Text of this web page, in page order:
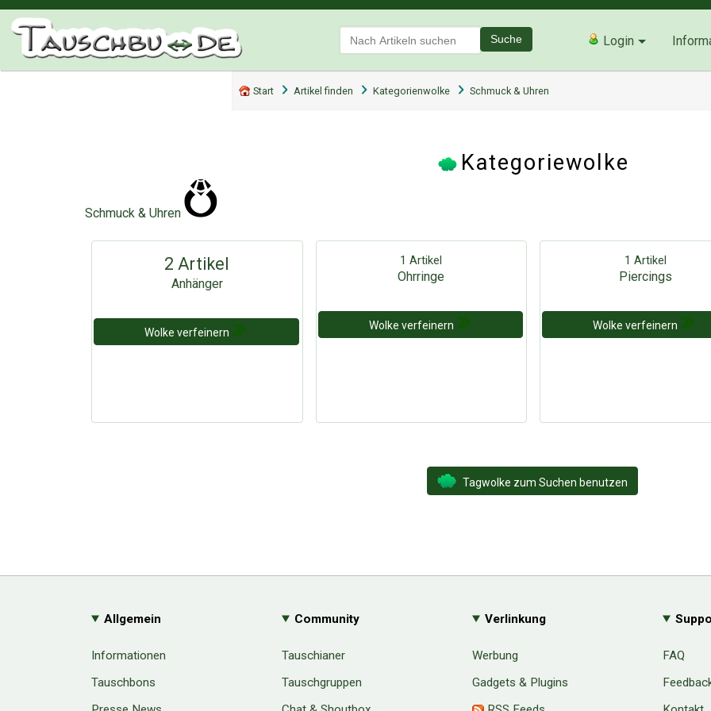
Suche Login
Start Artikel finden Kategorienwolke Schmuck & Uhren
Kategoriewolke
Schmuck & Uhren
2 Artikel
Anhänger
Wolke verfeinern
1 Artikel
Ohrringe
Wolke verfeinern
1 Artikel
Piercings
Wolke verfeinern
Tagwolke zum Suchen benutzen
Allgemein
Informationen
Tauschbons
Community
Tauschianer
Tauschgruppen
Verlinkung
Werbung
Gadgets & Plugins
FAQ